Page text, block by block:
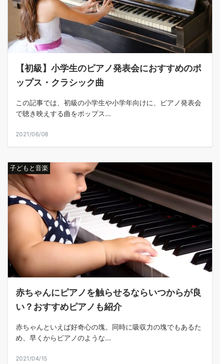
【初級】小学生のピアノ発表会におすすめのポ
ップス・クラシック曲
この記事では、初級の小学生や小学年向けに、ピアノ発表会
で聴き映えする曲をポップス...
2021/06/08
子どもと音楽
赤ちゃんにピアノを触らせるならいつからが良
い？おすすめピアノも紹介
赤ちゃんといえば好奇心の塊。同時に吸収力の塊でもあるた
め、早くからピアノのような...
2021/04/15